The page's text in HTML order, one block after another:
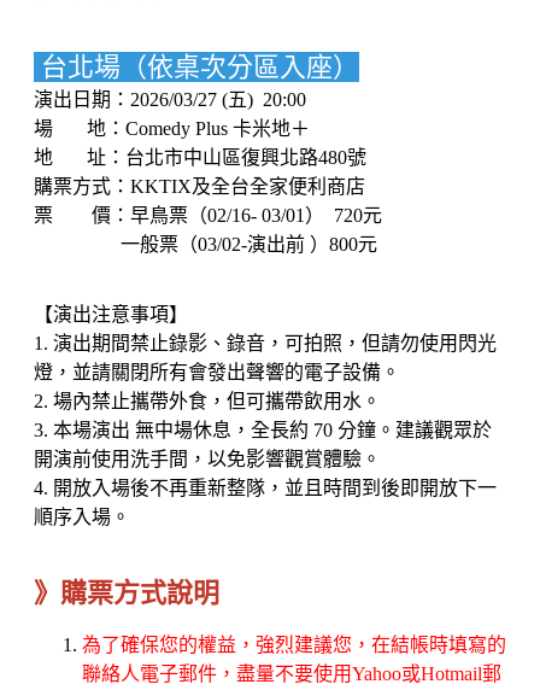
台北場（依桌次分區入座）
演出日期：2026/03/27 (五) 20:00
場 地：Comedy Plus 卡米地＋
地 址：台北市中山區復興北路480號
購票方式：KKTIX及全台全家便利商店
票 價：早鳥票（02/16- 03/01） 720元
一般票（03/02-演出前 ）800元
【演出注意事項】
1. 演出期間禁止錄影、錄音，可拍照，但請勿使用閃光
燈，並請關閉所有會發出聲響的電子設備。
2. 場內禁止攜帶外食，但可攜帶飲用水。
3. 本場演出 無中場休息，全長約 70 分鐘。建議觀眾於
開演前使用洗手間，以免影響觀賞體驗。
4. 開放入場後不再重新整隊，並且時間到後即開放下一
順序入場。
》購票方式說明
為了確保您的權益，強烈建議您，在結帳時填寫的
聯絡人電子郵件，盡量不要使用Yahoo或Hotmail郵